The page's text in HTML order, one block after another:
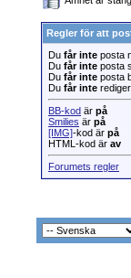
Regler för att
Du får inte posta
Du får inte posta
Du får inte posta
Du får inte
BB-kod är på
Smilies är på
[IMG]-kod är på
HTML-kod är av
Forumets regler